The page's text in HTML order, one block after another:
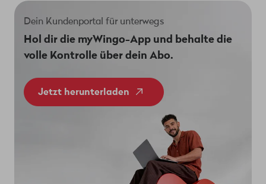
Dein Kundenportal für unterwegs
Hol dir die myWingo-App und behalte die
volle Kontrolle über dein Abo.
Jetzt herunterladen